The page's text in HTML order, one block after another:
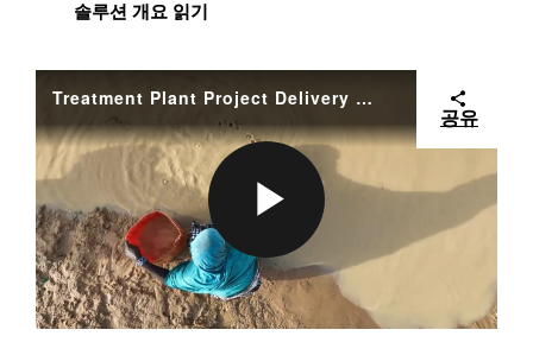
솔루션 개요 읽기
Treatment Plant Project Delivery Solution
공유
P